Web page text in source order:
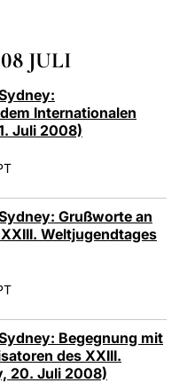
JULI
Internationalen
Juli 2008)
Grußworte an
Weltjugendtages
Begegnung mit
des XXIII.
20. Juli 2008)